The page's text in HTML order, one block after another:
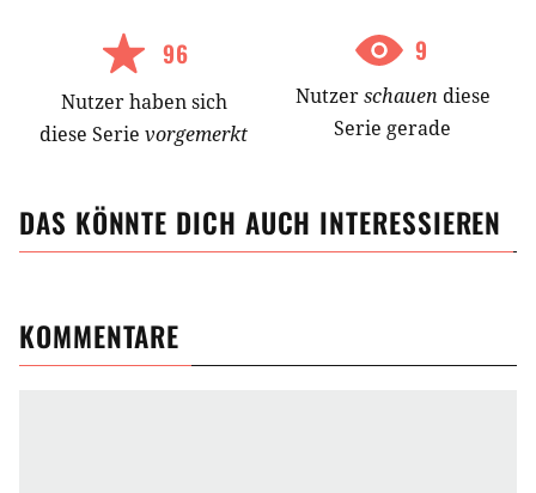
96
Nutzerhabensich
diese Serie vorgemerkt
9
Nutzerschauen diese
Serie gerade
DAS KÖNNTE DICH AUCH INTERESSIEREN
KOMMENTARE